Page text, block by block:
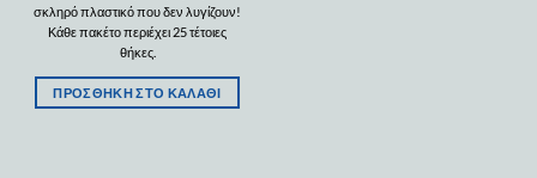
σκληρό πλαστικό που δεν λυγίζουν!
Κάθε πακέτο περιέχει 25 τέτοιες
θήκες.
ΠΡΟΣΘΉΚΗ ΣΤΟ ΚΑΛΆΘΙ